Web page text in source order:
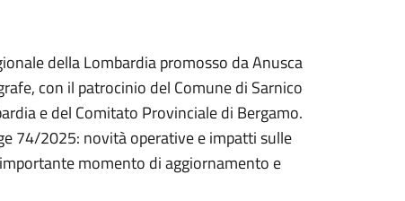
della Lombardia promosso da Anusca
con il patrocinio del Comune di Sarnico
e del Comitato Provinciale di Bergamo.
74/2025: novità operative e impatti sulle
momento di aggiornamento e